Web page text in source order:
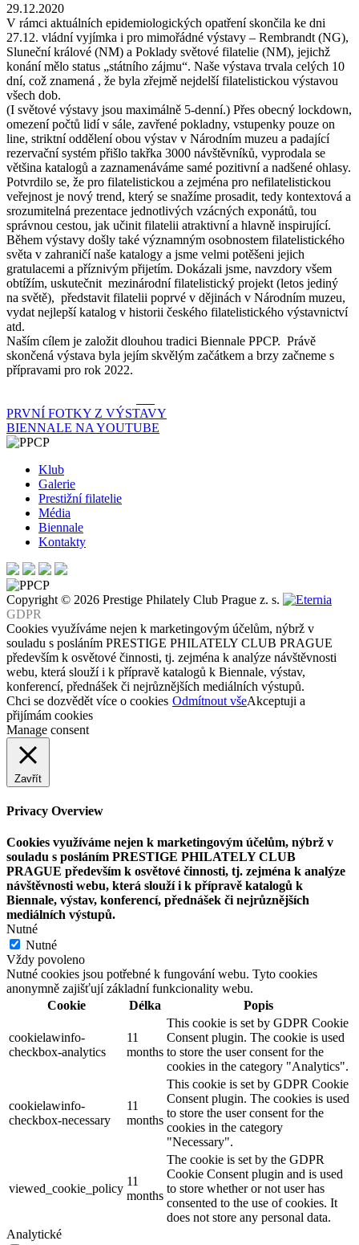
29.12.2020
V rámci aktuálních epidemiologických opatření skončila ke dni
27.12. vládní vyjímka i pro mimořádné výstavy – Rembrandt (NG),
Sluneční králové (NM) a Poklady světové filatelie (NM), jejichž
konání mělo status „státního zájmu“. Naše výstava trvala celých 10
dní, což znamená , že byla zřejmě nejdelší filatelistickou výstavou
všech dob.
(I světové výstavy jsou maximálně 5-denní.) Přes obecný lockdown,
omezení počtů lidí v sále, zavřené pokladny, vstupenky pouze on
line, striktní oddělení obou výstav v Národním muzeu a padající
rezervační systém přišlo takřka 3000 návštěvníků, vyprodala se
většina katalogů a zaznamenáváme samé pozitivní a nadšené ohlasy.
Potvrdilo se, že pro filatelistickou a zejména pro nefilatelistickou
veřejnost je nový trend, který se snažíme prosadit, tedy kontextová a
srozumitelná prezentace jednotlivých vzácných exponátů, tou
správnou cestou, jak učinit filatelii atraktivní a hlavně inspirující.
Během výstavy došly také významným osobnostem filatelistického
světa v zahraničí naše katalogy a jsme velmi potěšeni jejich
gratulacemi a příznivým přijetím. Dokázali jsme, navzdory všem
obtížím, uskutečnit mezinárodní filatelistický projekt (letos jediný
na světě), představit filatelii poprvé v dějinách v Národním muzeu,
vydat nejlepší katalog v historii českého filatelistického výstavnictví
atd.
Naším cílem je založit dlouhou tradici Biennale PPCP. Právě
skončená výstava byla jejím skvělým začátkem a brzy začneme s
přípravami pro rok 2022.
Navigace
pro
PRVNÍ FOTKY Z VÝSTAVY
BIENNALE NA YOUTUBE
Klub
Galerie
Prestižní filatelie
Média
Biennale
Kontakty
Copyright © 2026 Prestige Philately Club Prague z. s.
GDPR
Cookies využíváme nejen k marketingovým účelům, nýbrž v
souladu s posláním PRESTIGE PHILATELY CLUB PRAGUE
především k osvětové činnosti, tj. zejména k analýze návštěvnosti
webu, která slouží i k přípravě katalogů k Biennale, výstav,
konferencí, přednášek či nejrůznějších mediálních výstupů.
Chci se dozvědět více o cookies Odmítnout všeAkceptuji a
přijímám cookies
Manage consent
Zavřít
Privacy Overview
Cookies využíváme nejen k marketingovým účelům, nýbrž v
souladu s posláním PRESTIGE PHILATELY CLUB
PRAGUE především k osvětové činnosti, tj. zejména k analýze
návštěvnosti webu, která slouží i k přípravě katalogů k
Biennale, výstav, konferencí, přednášek či nejrůznějších
mediálních výstupů.
Nutné
Nutné
Vždy povoleno
Nutné cookies jsou potřebné k fungování webu. Tyto cookies
anonymně zajišťují základní funkcionality webu.
Cookie
Délka Popis
cookielawinfo-
checkbox-analytics
11
months
This cookie is set by GDPR Cookie
Consent plugin. The cookie is used
to store the user consent for the
cookies in the category "Analytics".
cookielawinfo-
checkbox-necessary
11
months
This cookie is set by GDPR Cookie
Consent plugin. The cookies is used
to store the user consent for the
cookies in the category
"Necessary".
viewed_cookie_policy
11
months
The cookie is set by the GDPR
Cookie Consent plugin and is used
to store whether or not user has
consented to the use of cookies. It
does not store any personal data.
Analytické